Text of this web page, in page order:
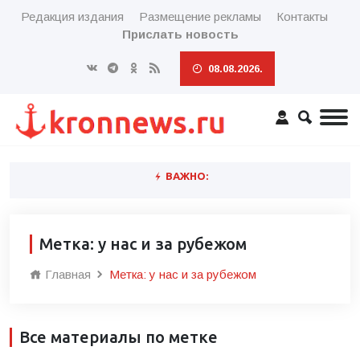
Редакция издания Размещение рекламы
Контакты
Прислать новость
08.08.2026.
ВАЖНО:
Метка: у нас и за рубежом
Главная Метка: у нас и за рубежом
Все материалы по метке